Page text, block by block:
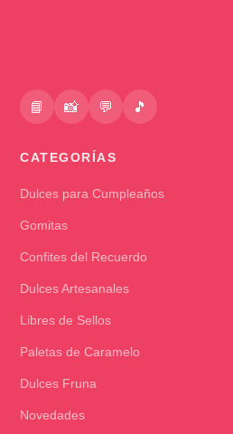
📘 📸 💬 🎵
CATEGORÍAS
Dulces para Cumpleaños
Gomitas
Confites del Recuerdo
Dulces Artesanales
Libres de Sellos
Paletas de Caramelo
Dulces Fruna
Novedades